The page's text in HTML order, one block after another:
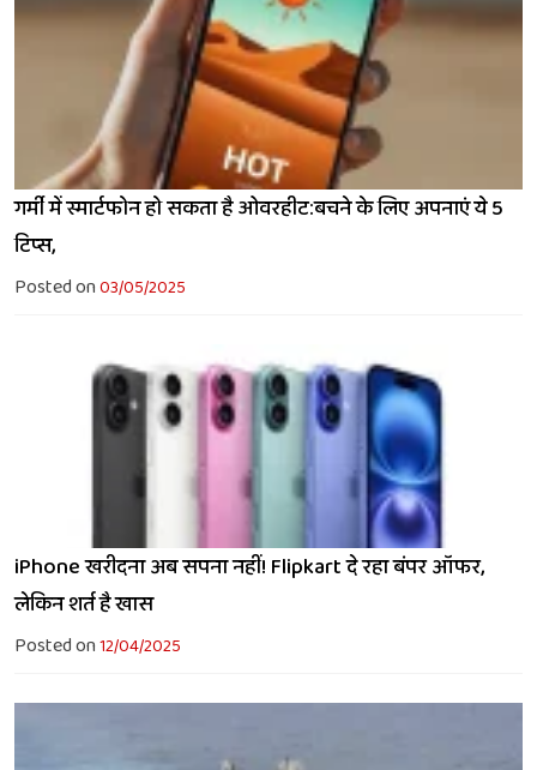
गर्मी में स्मार्टफोन हो सकता है ओवरहीट:बचने के लिए अपनाएं ये 5
टिप्स,
Posted on03/05/2025
iPhone खरीदना अब सपना नहीं! Flipkart दे रहा बंपर ऑफर,
लेकिन शर्त है खास
Posted on12/04/2025